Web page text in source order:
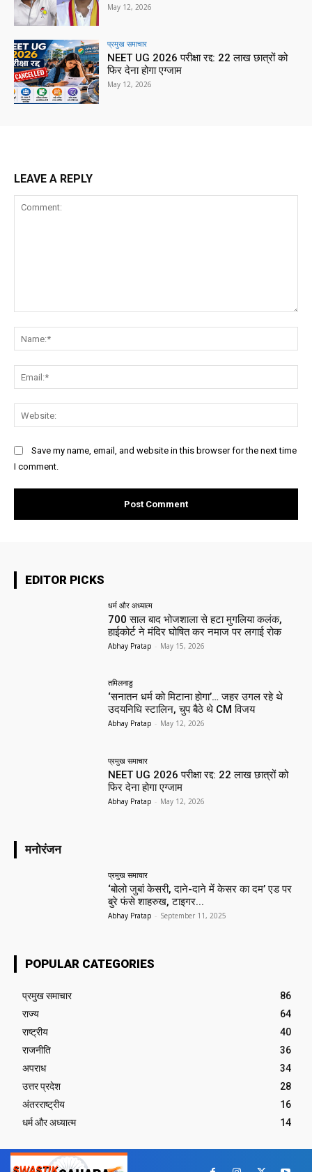
May 12, 2026
प्रमुख समाचार‎
NEET UG 2026 परीक्षा रद्द: 22 लाख छात्रों को
फिर देना होगा एग्जाम
May 12, 2026
LEAVE A REPLY
Save my name, email, and website in this browser for the next time
I comment.
EDITOR PICKS
धर्म और अध्यात्म
700 साल बाद भोजशाला से हटा मुगलिया कलंक,
हाईकोर्ट ने मंदिर घोषित कर नमाज पर लगाई रोक
Abhay Pratap - May 15, 2026
तमिलनाडु
‘सनातन धर्म को मिटाना होगा’… जहर उगल रहे थे
उदयनिधि स्टालिन, चुप बैठे थे CM विजय
Abhay Pratap - May 12, 2026
प्रमुख समाचार‎
NEET UG 2026 परीक्षा रद्द: 22 लाख छात्रों को
फिर देना होगा एग्जाम
Abhay Pratap - May 12, 2026
मनोरंजन
प्रमुख समाचार‎
‘बोलो जुबां केसरी, दाने-दाने में केसर का दम’ एड पर
बुरे फंसे शाहरुख, टाइगर...
Abhay Pratap - September 11, 2025
POPULAR CATEGORIES
प्रमुख समाचार‎
86
राज्य
64
राष्ट्रीय
40
राजनीति
36
अपराध
34
उत्तर प्रदेश
28
अंतरराष्ट्रीय
16
धर्म और अध्यात्म
14